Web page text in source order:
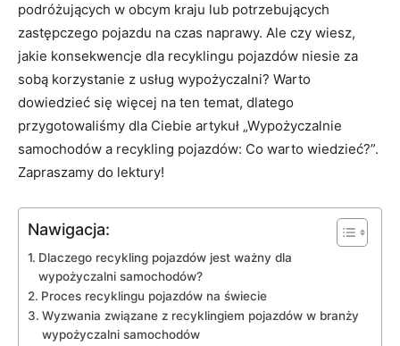
podróżujących w obcym‍ kraju lub potrzebujących
zastępczego ⁢pojazdu na⁤ czas naprawy. Ale czy wiesz,
jakie konsekwencje dla recyklingu pojazdów niesie za⁣
sobą korzystanie z usług wypożyczalni? Warto
dowiedzieć się więcej na ten ⁤temat, dlatego
przygotowaliśmy dla Ciebie artykuł „Wypożyczalnie
samochodów a recykling pojazdów: Co warto wiedzieć?”.
Zapraszamy do‌ lektury!
Nawigacja:
Dlaczego recykling pojazdów jest ważny dla⁣
wypożyczalni samochodów?
Proces recyklingu pojazdów na świecie
Wyzwania związane z recyklingiem ‌pojazdów‍ w branży
wypożyczalni‌ samochodów